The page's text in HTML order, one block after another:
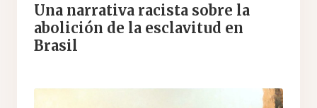
Una narrativa racista sobre la
abolición de la esclavitud en
Brasil